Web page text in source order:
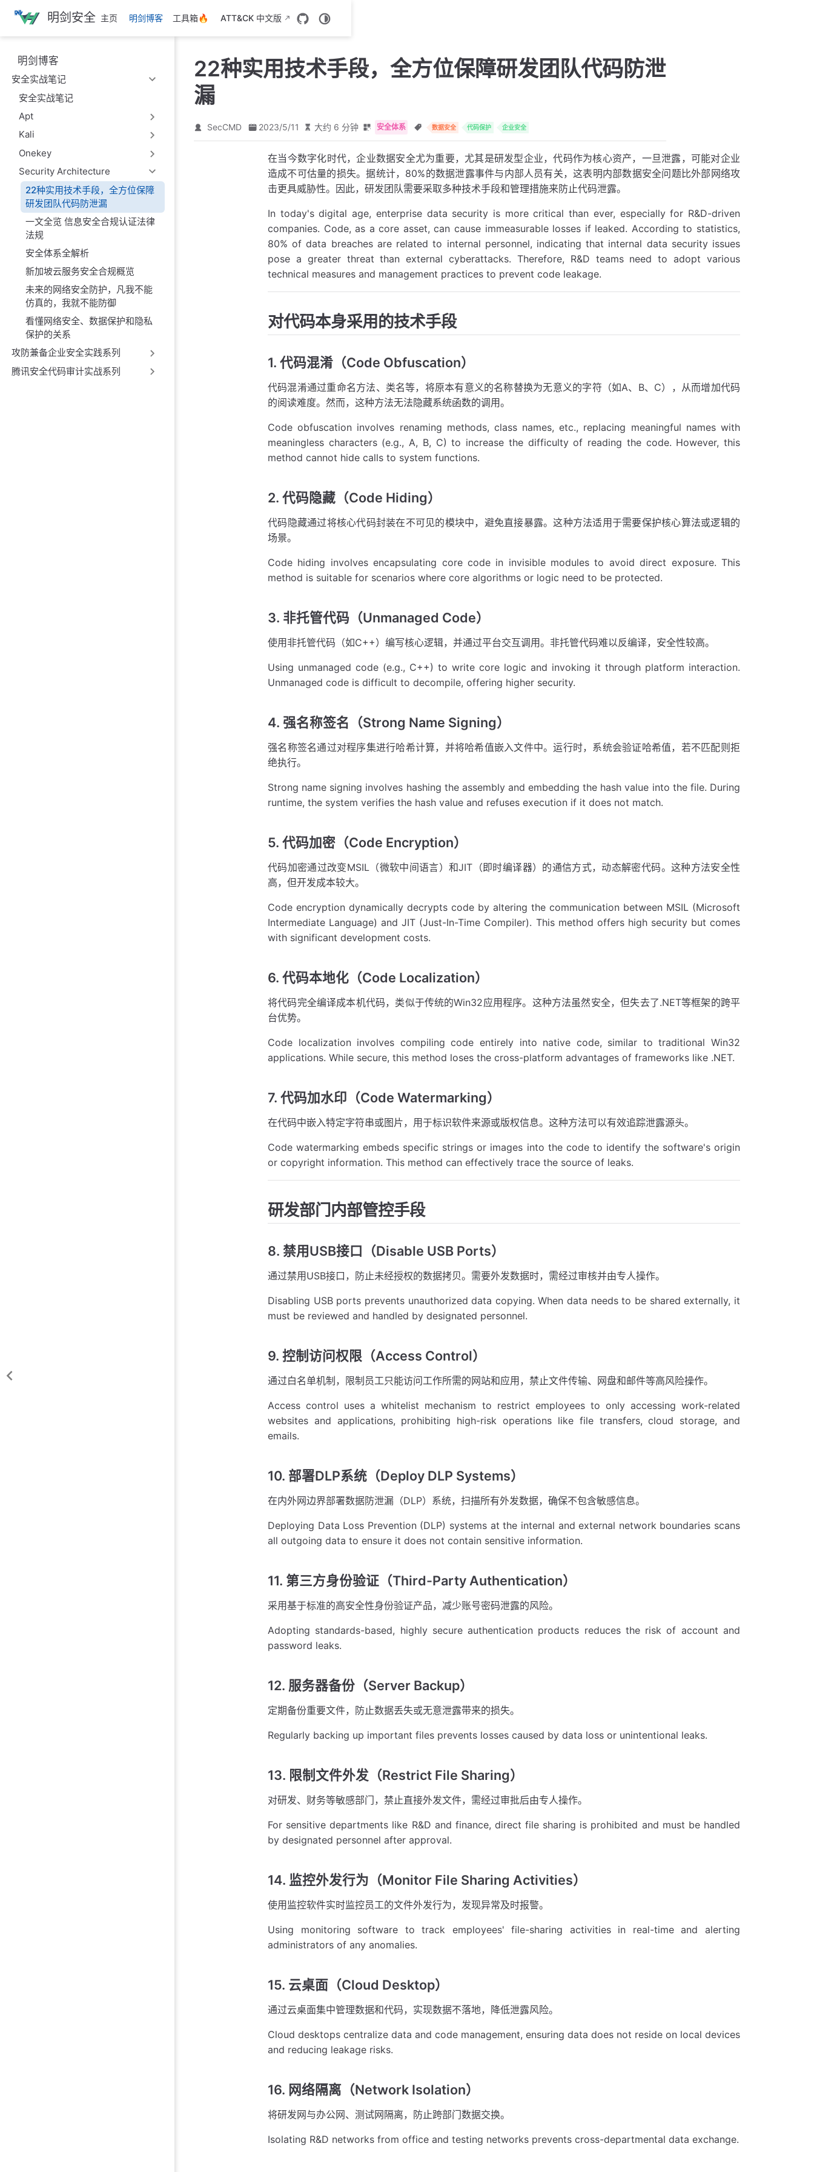
跳
主
內
容
明剑安全 主页 明剑博客 工具箱🔥 ATT&CK 中文版
明剑博客
安全实战笔记
安全实战笔记
Apt
Kali
Onekey
Security Architecture
22种实用技术手段，全方位保障
研发团队代码防泄漏
一文全览 信息安全合规认证法律
法规
安全体系全解析
新加坡云服务安全合规概览
未来的网络安全防护，凡我不能
仿真的，我就不能防御
看懂网络安全、数据保护和隐私
保护的关系
攻防兼备企业安全实践系列
腾讯安全代码审计实战系列
22种实用技术手段，全方位保障研发团队代码防泄
漏
SecCMD 2023/5/11 大约 6 分钟 安全体系 数据安全 代码保护 企业安全
在当今数字化时代，企业数据安全尤为重要，尤其是研发型企业，代码作为核心资产，一旦泄露，可能对企业
造成不可估量的损失。据统计，80%的数据泄露事件与内部人员有关，这表明内部数据安全问题比外部网络攻
击更具威胁性。因此，研发团队需要采取多种技术手段和管理措施来防止代码泄露。
In today's digital age, enterprise data security is more critical than ever, especially for R&D-driven
companies. Code, as a core asset, can cause immeasurable losses if leaked. According to statistics,
80% of data breaches are related to internal personnel, indicating that internal data security issues
pose a greater threat than external cyberattacks. Therefore, R&D teams need to adopt various
technical measures and management practices to prevent code leakage.
对代码本身采用的技术手段
1. 代码混淆（Code Obfuscation）
代码混淆通过重命名方法、类名等，将原本有意义的名称替换为无意义的字符（如A、B、C），从而增加代码
的阅读难度。然而，这种方法无法隐藏系统函数的调用。
Code obfuscation involves renaming methods, class names, etc., replacing meaningful names with
meaningless characters (e.g., A, B, C) to increase the difficulty of reading the code. However, this
method cannot hide calls to system functions.
2. 代码隐藏（Code Hiding）
代码隐藏通过将核心代码封装在不可见的模块中，避免直接暴露。这种方法适用于需要保护核心算法或逻辑的
场景。
Code hiding involves encapsulating core code in invisible modules to avoid direct exposure. This
method is suitable for scenarios where core algorithms or logic need to be protected.
3. 非托管代码（Unmanaged Code）
使用非托管代码（如C++）编写核心逻辑，并通过平台交互调用。非托管代码难以反编译，安全性较高。
Using unmanaged code (e.g., C++) to write core logic and invoking it through platform interaction.
Unmanaged code is difficult to decompile, offering higher security.
4. 强名称签名（Strong Name Signing）
强名称签名通过对程序集进行哈希计算，并将哈希值嵌入文件中。运行时，系统会验证哈希值，若不匹配则拒
绝执行。
Strong name signing involves hashing the assembly and embedding the hash value into the file. During
runtime, the system verifies the hash value and refuses execution if it does not match.
5. 代码加密（Code Encryption）
代码加密通过改变MSIL（微软中间语言）和JIT（即时编译器）的通信方式，动态解密代码。这种方法安全性
高，但开发成本较大。
Code encryption dynamically decrypts code by altering the communication between MSIL (Microsoft
Intermediate Language) and JIT (Just-In-Time Compiler). This method offers high security but comes
with significant development costs.
6. 代码本地化（Code Localization）
将代码完全编译成本机代码，类似于传统的Win32应用程序。这种方法虽然安全，但失去了.NET等框架的跨平
台优势。
Code localization involves compiling code entirely into native code, similar to traditional Win32
applications. While secure, this method loses the cross-platform advantages of frameworks like .NET.
7. 代码加水印（Code Watermarking）
在代码中嵌入特定字符串或图片，用于标识软件来源或版权信息。这种方法可以有效追踪泄露源头。
Code watermarking embeds specific strings or images into the code to identify the software's origin
or copyright information. This method can effectively trace the source of leaks.
研发部门内部管控手段
8. 禁用USB接口（Disable USB Ports）
通过禁用USB接口，防止未经授权的数据拷贝。需要外发数据时，需经过审核并由专人操作。
Disabling USB ports prevents unauthorized data copying. When data needs to be shared externally, it
must be reviewed and handled by designated personnel.
9. 控制访问权限（Access Control）
通过白名单机制，限制员工只能访问工作所需的网站和应用，禁止文件传输、网盘和邮件等高风险操作。
Access control uses a whitelist mechanism to restrict employees to only accessing work-related
websites and applications, prohibiting high-risk operations like file transfers, cloud storage, and
emails.
10. 部署DLP系统（Deploy DLP Systems）
在内外网边界部署数据防泄漏（DLP）系统，扫描所有外发数据，确保不包含敏感信息。
Deploying Data Loss Prevention (DLP) systems at the internal and external network boundaries scans
all outgoing data to ensure it does not contain sensitive information.
11. 第三方身份验证（Third-Party Authentication）
采用基于标准的高安全性身份验证产品，减少账号密码泄露的风险。
Adopting standards-based, highly secure authentication products reduces the risk of account and
password leaks.
12. 服务器备份（Server Backup）
定期备份重要文件，防止数据丢失或无意泄露带来的损失。
Regularly backing up important files prevents losses caused by data loss or unintentional leaks.
13. 限制文件外发（Restrict File Sharing）
对研发、财务等敏感部门，禁止直接外发文件，需经过审批后由专人操作。
For sensitive departments like R&D and finance, direct file sharing is prohibited and must be handled
by designated personnel after approval.
14. 监控外发行为（Monitor File Sharing Activities）
使用监控软件实时监控员工的文件外发行为，发现异常及时报警。
Using monitoring software to track employees' file-sharing activities in real-time and alerting
administrators of any anomalies.
15. 云桌面（Cloud Desktop）
通过云桌面集中管理数据和代码，实现数据不落地，降低泄露风险。
Cloud desktops centralize data and code management, ensuring data does not reside on local devices
and reducing leakage risks.
16. 网络隔离（Network Isolation）
将研发网与办公网、测试网隔离，防止跨部门数据交换。
Isolating R&D networks from office and testing networks prevents cross-departmental data exchange.